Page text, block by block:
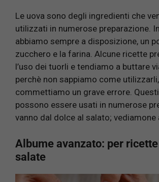
Le uova sono degli ingredienti che
utilizzati in numerose preparazione.
abbiamo sempre a disposizione, un
zucchero e la farina. Alcune ricette
l’uso dei tuorli e tendiamo a buttare
perchè non sappiamo come
commettiamo un grave errore.
possono essere usati in numerose
vanno dal dolce al salato; vediamone
Albume avanzato: per
salate